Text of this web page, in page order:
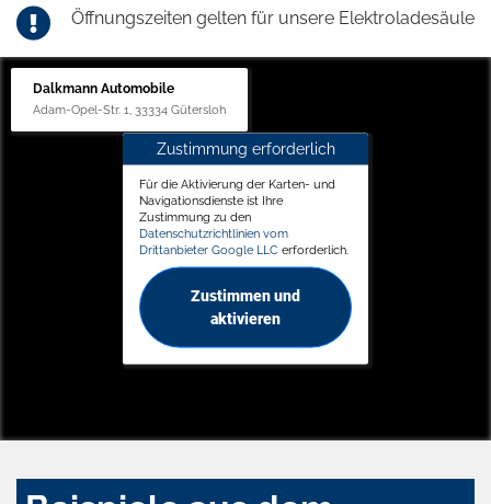
Öffnungszeiten gelten für unsere Elektroladesäule
Dalkmann Automobile
Adam-Opel-Str. 1, 33334 Gütersloh
Zustimmung erforderlich
Für die Aktivierung der Karten- und
Navigationsdienste ist Ihre
Zustimmung zu den
Datenschutzrichtlinien vom
Drittanbieter Google LLC erforderlich.
Zustimmen und
aktivieren